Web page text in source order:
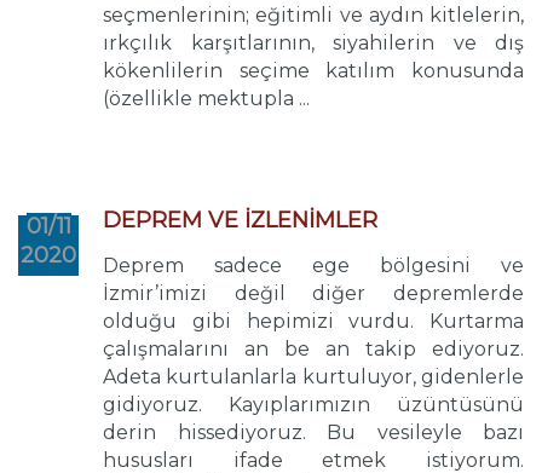
seçmenlerinin; eğitimli ve aydın kitlelerin,
ırkçılık karşıtlarının, siyahilerin ve dış
kökenlilerin seçime katılım konusunda
(özellikle mektupla ...
01/11
2020
DEPREM VE İZLENİMLER
Deprem sadece ege bölgesini ve
İzmir’imizi değil diğer depremlerde
olduğu gibi hepimizi vurdu. Kurtarma
çalışmalarını an be an takip ediyoruz.
Adeta kurtulanlarla kurtuluyor, gidenlerle
gidiyoruz. Kayıplarımızın üzüntüsünü
derin hissediyoruz. Bu vesileyle bazı
hususları ifade etmek istiyorum.